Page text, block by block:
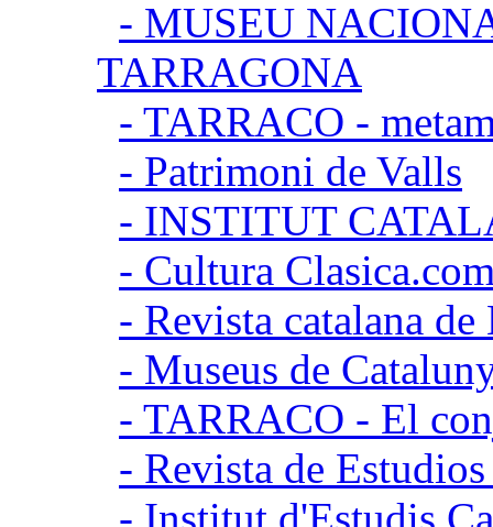
- MUSEU
TARRAGONA
- TARRACO -
- Patrimoni de Valls
- INSTITUT
- Cultura
- Revista catalana
- Museus de
- TARRACO - El
- Revista de